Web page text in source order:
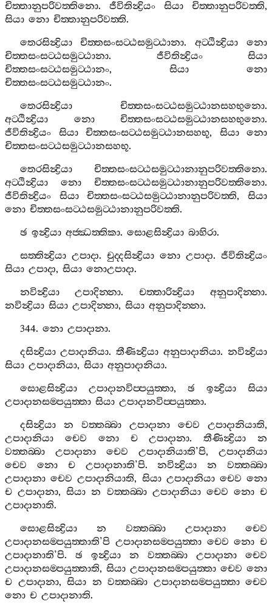
චිත‍්තානුපරිවත‍්තිනො. ජීවිතින්‍ද්‍රියං සියා චිත‍්තානුපරිවත‍්ති,
සියා නො චිත‍්තානුපරිවත‍්ති.
තෙරසින්‍ද්‍රියා
චිත‍්තසංසට‍්ඨසමුට‍්ඨානා.අට‍්ඨින්‍ද්‍රියා
නො
චිත‍්තසංසට‍්ඨසමුට‍්ඨානා. ජීවිතින්‍ද්‍රියං
සියා
චිත‍්තසංසට‍්ඨසමුට‍්ඨානං, සියා
නො
චිත‍්තසංසට‍්ඨසමුට‍්ඨානං.
තෙරසින්‍ද්‍රියා
චිත‍්තසංසට‍්ඨසමුට‍්ඨානසහභුනො.
අට‍්ඨින්‍ද්‍රියා
නො චිත‍්තසංසට‍්ඨසමුට‍්ඨානසහභුනො.
ජීවිතින්‍ද්‍රියං
සියා චිත‍්තසංසට‍්ඨසමුට‍්ඨානසහභූ, සියා
නො
චිත‍්තසංසට‍්ඨසමුට‍්ඨානසහභූ.
තෙරසින්‍ද්‍රියා
චිත‍්තසංසට‍්ඨසමුට‍්ඨානානුපරිවත‍්තිනො.
අට‍්ඨින්‍ද්‍රියා
නො චිත‍්තසංසට‍්ඨසමුට‍්ඨානානුපරිවත‍්තිනො.
ජීවිතින්‍ද්‍රියං
සියා චිත‍්තසංසට‍්ඨසමුට‍්ඨානානුපරිවත‍්ති,සියා
නො චිත‍්තසංසට‍්ඨසමුට‍්ඨානානුපරිවත‍්ති.
ඡ ඉන්‍ද්‍රියා අජ‍්ඣත‍්තිකා. සොළසින්‍ද්‍රියා බාහිරා.
සත‍්තින්‍ද්‍රියා උපාදා. චුද‍්දසින්‍ද්‍රියා නො උපාදා.ජීවිතින්‍ද්‍රියං
සියා උපාදා, සියා නොඋපාදා.
නවින්‍ද්‍රියා
උපාදින‍්නා.චත‍්තාරින්‍ද්‍රියා අනුපාදින‍්නා.
නවින්‍ද්‍රියා සියා උපාදින‍්නා, සියා අනුපාදින‍්නා.
344. නො උපාදානා.
දසින්‍ද්‍රියා උපාදානියා.තීණින්‍ද්‍රියා අනුපාදානියා. නවින්‍ද්‍රියා
සියා උපාදානියා, සියා අනුපාදානියා.
සොළසින්‍ද්‍රියා
උපාදානවිප‍්පයුත‍්තා, ඡ ඉන්‍ද්‍රියා
සියා
උපාදානසම‍්පයුත‍්තා සියා උපාදානවිප‍්පයුත‍්තා.
දසින්‍ද්‍රියා
න වත‍්තබ‍්බා උපාදානා චෙව උපාදානියාති,
උපාදානියා
චෙව නො ච උපාදානා.තීණින්‍ද්‍රියා
න
වත‍්තබ‍්බා
උපාදානා චෙව උපාදානියාති’පි, උපාදානියා
චෙව
නො ච උපාදානාති’පි.නවින්‍ද්‍රියා න
වත‍්තබ‍්බා
උපාදානා චෙව උපාදානියාති, සියා උපාදානියා චෙව නො
ච උපාදානා,සියා න වත‍්තබ‍්බා උපාදානියා චෙව නො ච
උපාදානාති.
සොළසින්‍ද්‍රියා
න වත‍්තබ‍්බා උපාදානා
චෙව
උපාදානසම‍්පයුත‍්තාති’පි උපාදානසම‍්පයුත‍්තා චෙව නො ච
උපාදානාති’පි. ඡ ඉන්‍ද්‍රියා න වත‍්තබ‍්බා උපාදානා
චෙව
උපාදානසම‍්පයුත‍්තාති, සියා උපාදානසම‍්පයුත‍්තා චෙව නො
ච උපාදානා, සියා න වත‍්තබ‍්බා උපාදානසම‍්පයුත‍්තා චෙව
නො ච උපාදානාති.